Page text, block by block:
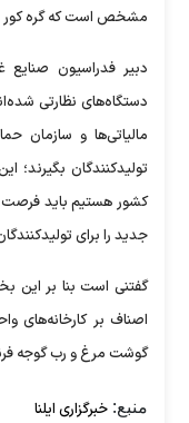
مشخص است که گره کور
دبیر فدراسیون صنایع
دستگاه‌های نظارتی
مالیاتی‌ها و سازمان
تولیدکنندگان بگیرند؛
کشور هستیم باید فرصت
جدید را برای
اصناف بر کارخانه‌های
گوشت مرغ و رب گوجه
منبع: خبرگزاری ایلنا